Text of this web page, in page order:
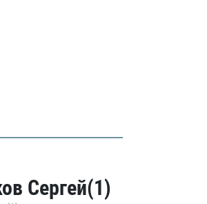
Сергей(1)